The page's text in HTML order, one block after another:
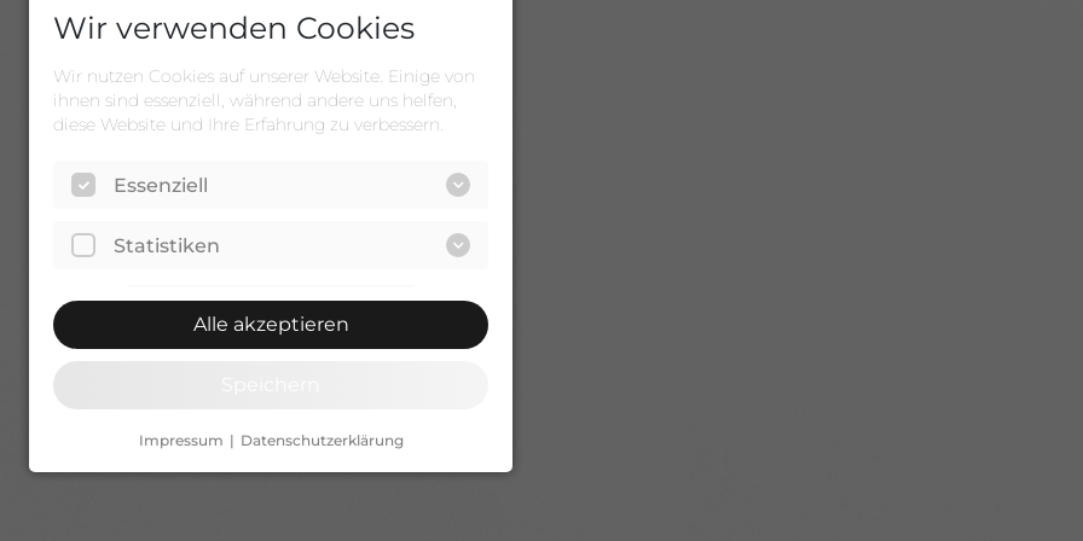
Wir verwenden Cookies
Wir nutzen Cookies auf unserer Website. Einige von
ihnen sind essenziell, während andere uns helfen,
diese Website und Ihre Erfahrung zu verbessern.
Essenziell
Statistiken
Alle akzeptieren
Impressum Datenschutzerklärung